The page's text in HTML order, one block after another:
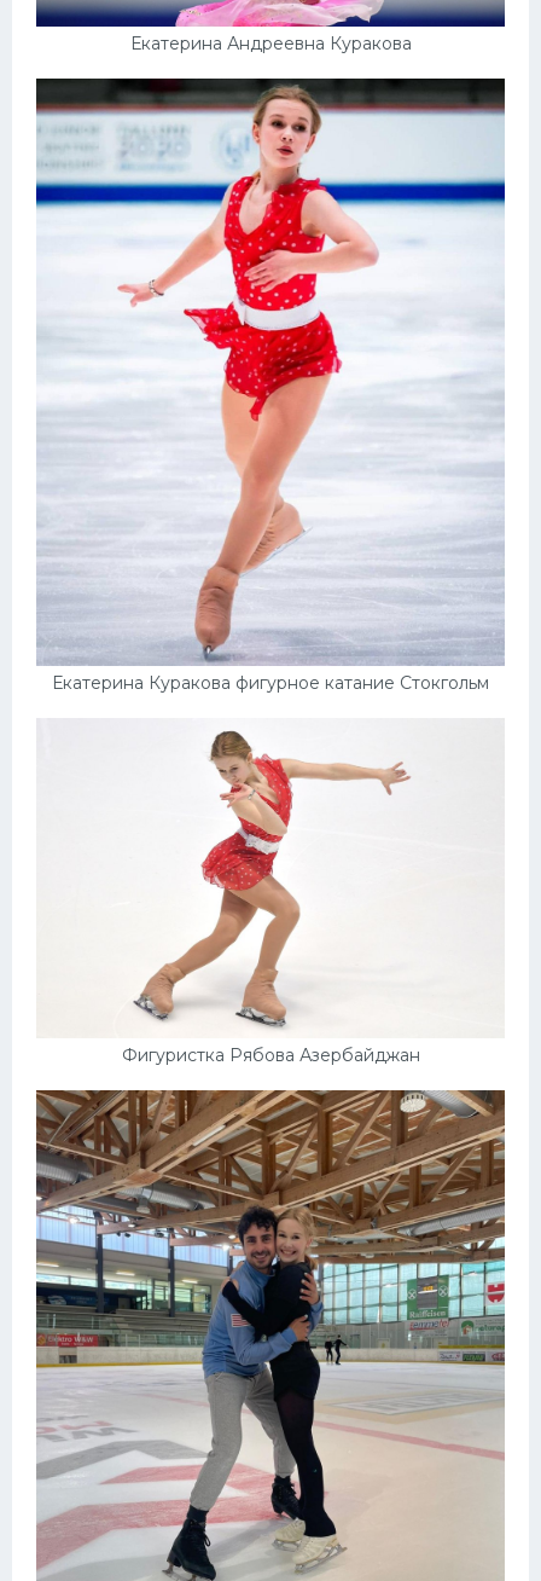
Екатерина Андреевна Куракова
Екатерина Куракова фигурное катание Стокгольм
Фигуристка Рябова Азербайджан